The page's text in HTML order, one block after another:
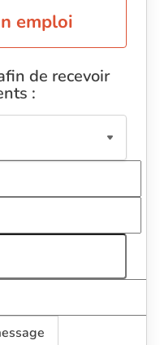
emploi
de recevoir
: